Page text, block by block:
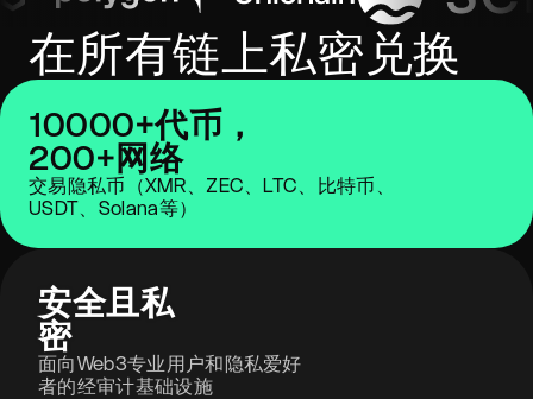
在所有链上私密兑换
10000+代币，
200+网络
交易隐私币（XMR、ZEC、LTC、比特币、
USDT、Solana等）
安全且私
密
面向Web3专业用户和隐私爱好
者的经审计基础设施